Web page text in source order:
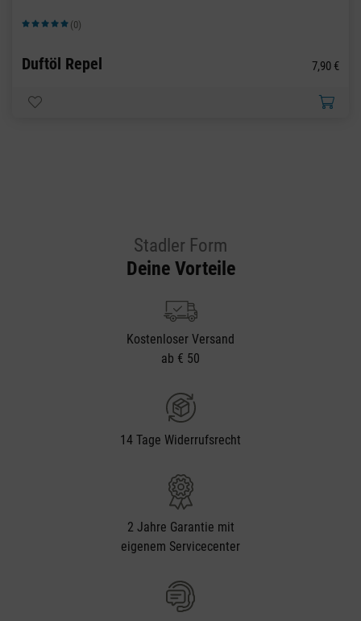
Durchschnittliche Bewertung von 5 von 5 Sternen
(0)
Duftöl Repel 7,90 €
Stadler Form
Deine Vorteile
Kostenloser Versand
ab € 50
14 Tage Widerrufsrecht
2 Jahre Garantie mit
eigenem Servicecenter